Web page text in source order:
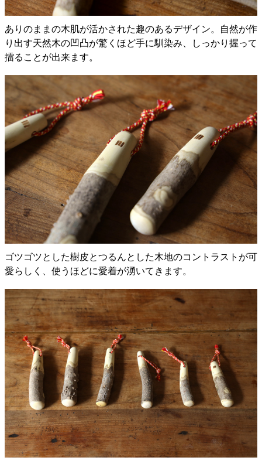
ありのままの木肌が活かされた趣のあるデザイン。自然が作
り出す天然木の凹凸が驚くほど手に馴染み、しっかり握って
擂ることが出来ます。
ゴツゴツとした樹皮とつるんとした木地のコントラストが可
愛らしく、使うほどに愛着が湧いてきます。